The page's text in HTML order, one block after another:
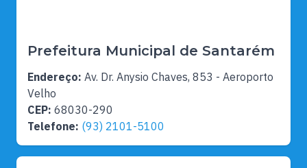
Prefeitura Municipal de Santarém
Endereço: Av. Dr. Anysio Chaves, 853 - Aeroporto
Velho
CEP: 68030-290
Telefone: (93) 2101-5100